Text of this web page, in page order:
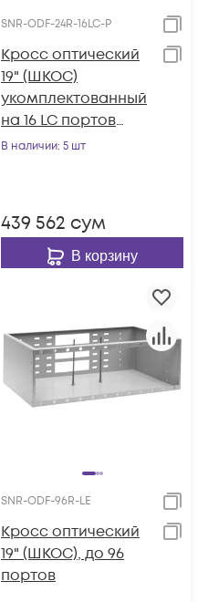
SNR-ODF-24R-16LC-P
Кросс оптический
19" (ШКОС)
укомплектованный
на 16 LC портов
(комплект с
В наличии: 5 шт
439 562 сум
В корзину
SNR-ODF-96R-LE
Кросс оптический
19" (ШКОС), до 96
портов